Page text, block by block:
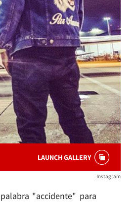
LAUNCH GALLERY
Instagram
"accidente" para